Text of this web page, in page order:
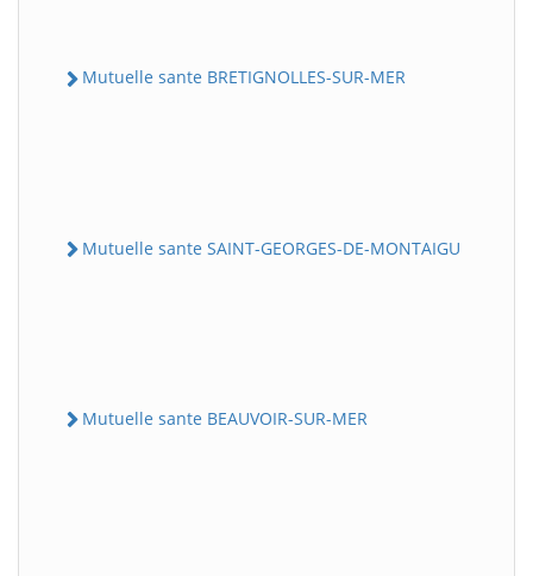
Mutuelle sante BRETIGNOLLES-SUR-MER
Mutuelle sante SAINT-GEORGES-DE-MONTAIGU
Mutuelle sante BEAUVOIR-SUR-MER